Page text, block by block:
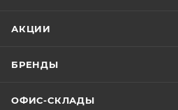
АКЦИИ
БРЕНДЫ
ОФИС-СКЛАДЫ